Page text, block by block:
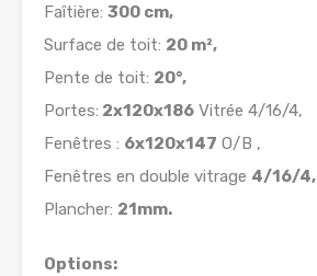
Faîtière: 300 cm,
Surface de toit: 20 m²,
Pente de toit: 20°,
Portes: 2x120x186 Vitrée 4/16/4,
Fenêtres : 6x120x147 O/B ,
Fenêtres en double vitrage 4/16/4,
Plancher: 21mm.
Options: